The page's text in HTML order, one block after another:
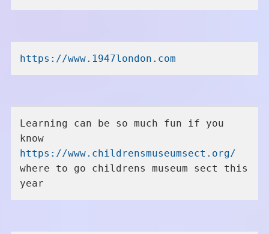
https://www.1947london.com
Learning can be so much fun if you
know
https://www.childrensmuseumsect.org/
where to go childrens museum sect this
year